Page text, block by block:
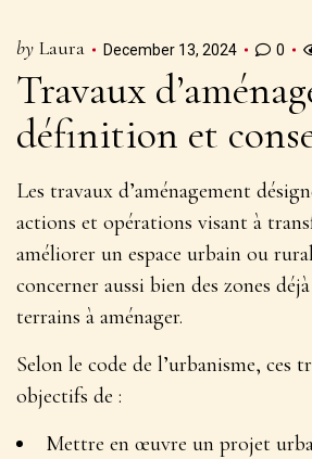
by Laura December 13, 2024 0
Travaux
définition et
Les travaux d’aménagement
actions et opérations visant à
améliorer un espace urbain ou
concerner aussi bien des zones
terrains à aménager.
Selon le code de l’urbanisme, ces
objectifs de :
Mettre en œuvre un projet